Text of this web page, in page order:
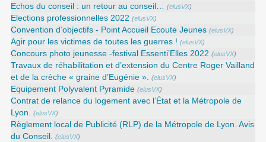
Echos du conseil : un retour au conseil… (elusVX)
Elections professionnelles 2022 (elusVX)
Convention d’objectifs - Point Accueil Ecoute Jeunes (elusVX)
Agir pour les victimes de toutes les guerres ! (elusVX)
Concours photo jeunesse -festival Essenti’Elles 2022 (elusVX)
Travaux de réhabilitation et d’extension du Centre Roger Vailland
et de la crèche « graine d’Eugénie ». (elusVX)
Equipement Polyvalent Pyramide (elusVX)
Contrat de relance du logement avec l’État et la Métropole de
Lyon. (elusVX)
Règlement local de Publicité (RLP) de la Métropole de Lyon. Avis
du Conseil. (elusVX)